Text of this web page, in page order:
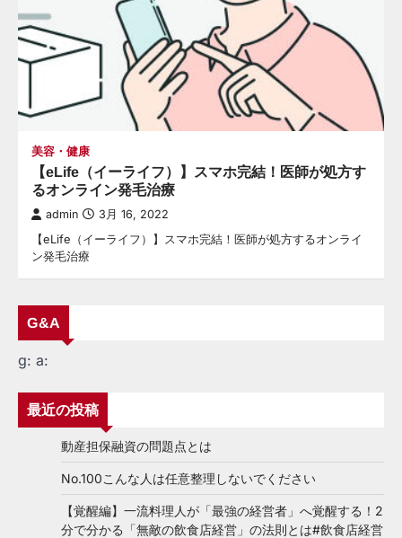
美容・健康
【eLife（イーライフ）】スマホ完結！医師が処方す
るオンライン発毛治療
admin 3月 16, 2022
【eLife（イーライフ）】スマホ完結！医師が処方するオンライ
ン発毛治療
G&A
g: a:
最近の投稿
動産担保融資の問題点とは
No.100こんな人は任意整理しないでください
【覚醒編】一流料理人が「最強の経営者」へ覚醒する！2
分で分かる「無敵の飲食店経営」の法則とは#飲食店経営